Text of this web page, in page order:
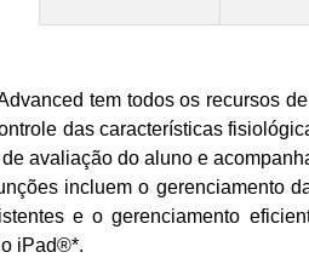
tem todos os recursos
das características
avaliação do aluno e
incluem o gerenciamento
e o gerenciamento
iPad®*.